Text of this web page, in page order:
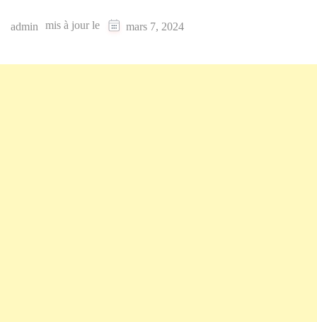
admin mis à jour le mars 7, 2024